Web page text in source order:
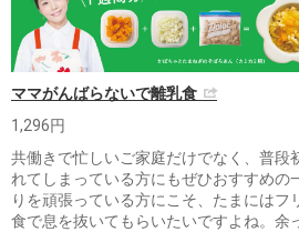
ママがんばらないで離乳食
1,296円
共働きで忙しいご家庭だけでなく、普段
れてしまっている方にもぜひおすすめの
りを頑張っている方にこそ、たまにはフ
食で息を抜いてもらいたいですよね。余